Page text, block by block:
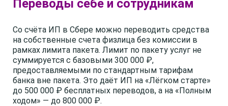
Переводы себе и сотрудникам
Со счёта ИП в Сбере можно переводить средства
на собственные счета физлица без комиссии в
рамках лимита пакета. Лимит по пакету услуг не
суммируется с базовыми 300 000 ₽,
предоставляемыми по стандартным тарифам
банка вне пакета. Это даёт ИП на «Лёгком старте»
до 500 000 ₽ бесплатных переводов, а на «Полным
ходом» — до 800 000 ₽.